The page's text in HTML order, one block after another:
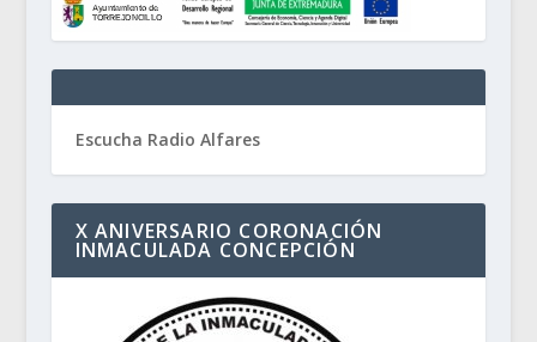
Escucha Radio Alfares
X ANIVERSARIO CORONACIÓN
INMACULADA CONCEPCIÓN